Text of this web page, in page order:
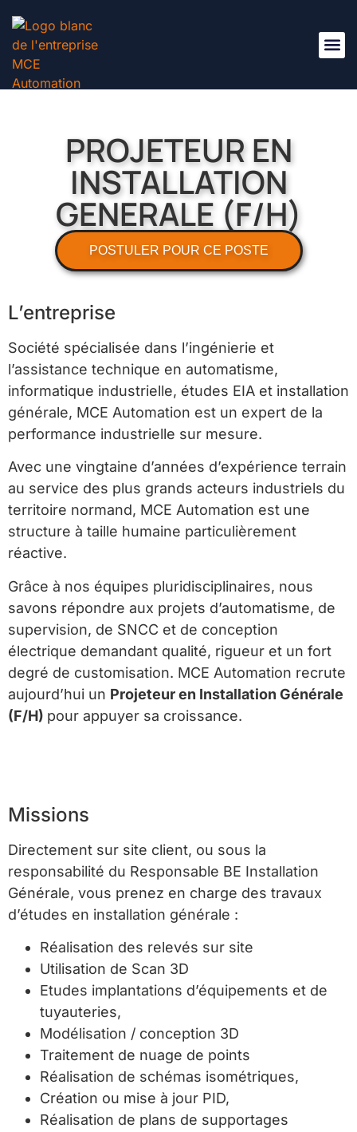
PROJETEUR EN
INSTALLATION
GENERALE (F/H)
POSTULER POUR CE POSTE
L’entreprise
Société spécialisée dans l’ingénierie et
l’assistance technique en automatisme,
informatique industrielle, études EIA et installation
générale, MCE Automation est un expert de la
performance industrielle sur mesure.
Avec une vingtaine d’années d’expérience terrain
au service des plus grands acteurs industriels du
territoire normand, MCE Automation est une
structure à taille humaine particulièrement
réactive.
Grâce à nos équipes pluridisciplinaires, nous
savons répondre aux projets d’automatisme, de
supervision, de SNCC et de conception
électrique demandant qualité, rigueur et un fort
degré de customisation. MCE Automation recrute
aujourd’hui un Projeteur en Installation Générale
(F/H) pour appuyer sa croissance.
Missions
Directement sur site client, ou sous la
responsabilité du Responsable BE Installation
Générale, vous prenez en charge des travaux
d’études en installation générale :
Réalisation des relevés sur site
Utilisation de Scan 3D
Etudes implantations d’équipements et de
tuyauteries,
Modélisation / conception 3D
Traitement de nuage de points
Réalisation de schémas isométriques,
Création ou mise à jour PID,
Réalisation de plans de supportages